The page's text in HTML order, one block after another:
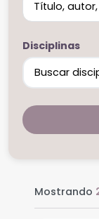
Disciplinas
Mostrando